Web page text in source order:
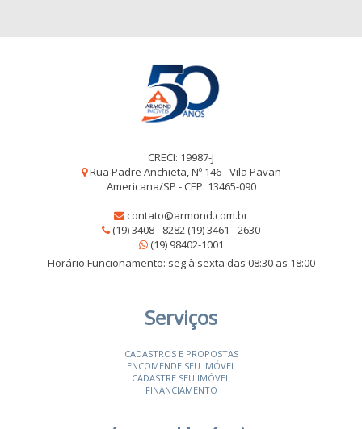
CRECI: 19987-J
Rua Padre Anchieta, Nº 146 - Vila Pavan
Americana/SP - CEP: 13465-090
contato@armond.com.br
(19) 3408 - 8282 (19) 3461 - 2630
(19) 98402-1001
Horário Funcionamento: seg à sexta das 08:30 as 18:00
Serviços
CADASTROS E PROPOSTAS
ENCOMENDE SEU IMÓVEL
CADASTRE SEU IMÓVEL
FINANCIAMENTO